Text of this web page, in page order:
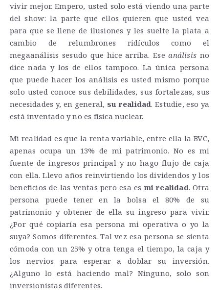
vivir mejor. Empero, usted solo está viendo una parte
del show: la parte que ellos quieren que usted vea
para que se llene de ilusiones y les suelte la plata a
cambio de relumbrones ridículos como el
megaanálisis sesudo que hice arriba. Eseanálisis no
dice nada y los de ellos tampoco. La única persona
que puede hacer los análisis es usted mismo porque
solo usted conoce sus debilidades, sus fortalezas, sus
necesidades y, en general, su realidad. Estudie, eso ya
está inventado y no es física nuclear.
Mi realidad es que la renta variable, entre ella la BVC,
apenas ocupa un 13% de mi patrimonio. No es mi
fuente de ingresos principal y no hago flujo de caja
con ella. Llevo años reinvirtiendo los dividendos y los
beneficios de las ventas pero esa esmi realidad. Otra
persona puede tener en la bolsa el 80% de su
patrimonio y obtener de ella su ingreso para vivir.
¿Por qué copiaría esa persona mi operativa o yo la
suya? Somos diferentes. Tal vez esa persona se sienta
cómoda con un 25% y otra tenga el tiempo, la caja y
los nervios para esperar a doblar su inversión.
¿Alguno lo está haciendo mal? Ninguno, solo son
inversionistas diferentes.